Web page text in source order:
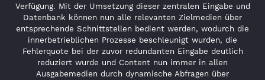
Verfügung. Mit der Umsetzung dieser zentralen Eingabe und
Datenbank können nun alle relevanten Zielmedien über
entsprechende Schnittstellen bedient werden, wodurch die
innerbetrieblichen Prozesse beschleunigt wurden, die
Fehlerquote bei der zuvor redundanten Eingabe deutlich
reduziert wurde und Content nun immer in allen
Ausgabemedien durch dynamische Abfragen über